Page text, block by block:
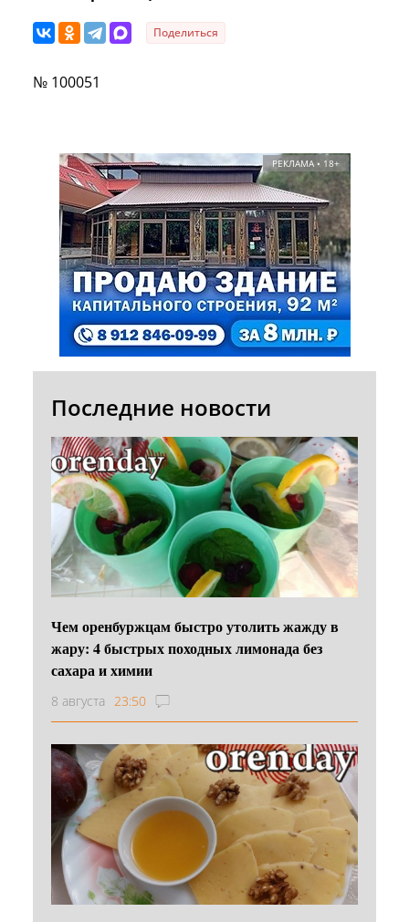
Поделиться
№ 100051
РЕКЛАМА • 18+
Последние новости
Чем оренбуржцам быстро утолить жажду в
жару: 4 быстрых походных лимонада без
сахара и химии
8 августа 23:50